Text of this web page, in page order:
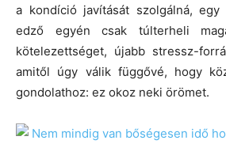
a kondíció javítását szolgálná, egy
edző egyén csak túlterheli
kötelezettséget, újabb stressz-
amitől úgy válik függővé, hogy
gondolathoz: ez okoz neki örömet.